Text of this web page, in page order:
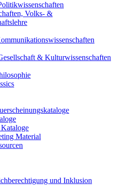
Volks- &
& Kulturwissenschaften
Material
und Inklusion